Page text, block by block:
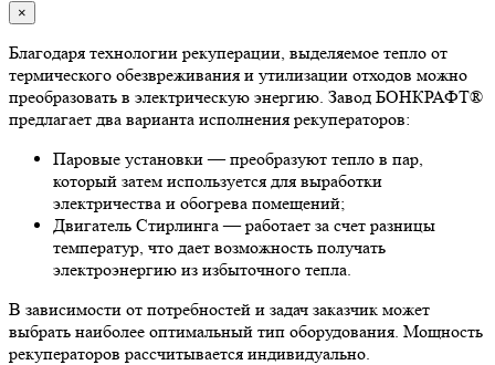
×
Благодаря технологии рекуперации, выделяемое тепло от
термического обезвреживания и утилизации отходов можно
преобразовать в электрическую энергию. Завод БОНКРАФТ®
предлагает два варианта исполнения рекуператоров:
Паровые установки — преобразуют тепло в пар,
который затем используется для выработки
электричества и обогрева помещений;
Двигатель Стирлинга — работает за счет разницы
температур, что дает возможность получать
электроэнергию из избыточного тепла.
В зависимости от потребностей и задач заказчик может
выбрать наиболее оптимальный тип оборудования. Мощность
рекуператоров рассчитывается индивидуально.